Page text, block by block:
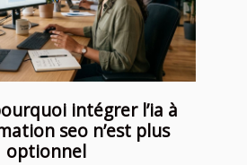
intégrer l’ia à
seo n’est plus
optionnel